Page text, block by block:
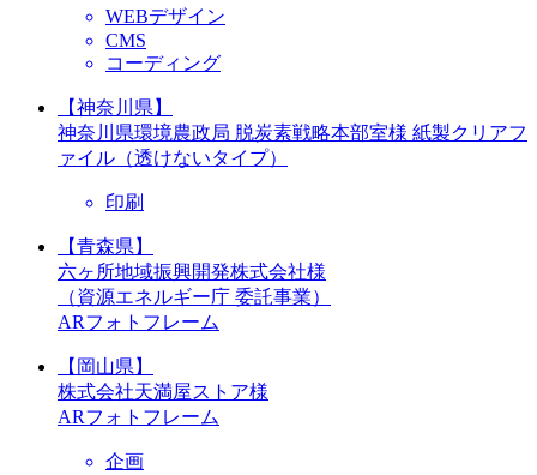
WEBデザイン
CMS
コーディング
【神奈川県】
神奈川県環境農政局 脱炭素戦略本部室様 紙製クリアフ
ァイル（透けないタイプ）
印刷
【青森県】
六ヶ所地域振興開発株式会社様
（資源エネルギー庁 委託事業）
ARフォトフレーム
【岡山県】
株式会社天満屋ストア様
ARフォトフレーム
企画